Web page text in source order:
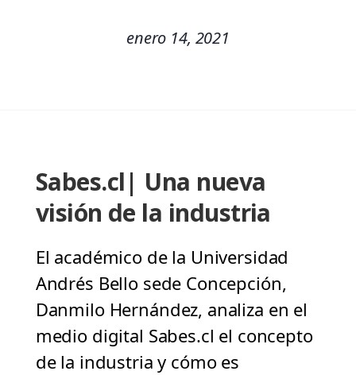
enero 14, 2021
Sabes.cl| Una nueva
visión de la industria
El académico de la Universidad
Andrés Bello sede Concepción,
Danmilo Hernández, analiza en el
medio digital Sabes.cl el concepto
de la industria y cómo es